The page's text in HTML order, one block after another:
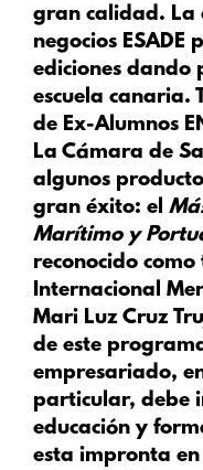
gran calidad. La
negocios
ediciones dando
escuela canaria.
de Ex-Alumnos
La Cámara de
algunos
gran éxito: el
Marítimo y
reconocido
Internacional
Mari Luz Cruz
de este
empresariado,
particular, debe
educación y
esta impronta en